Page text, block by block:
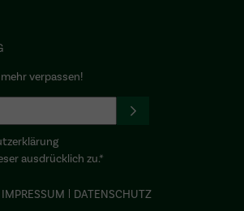
verpassen!
ausdrücklich zu.*
IMPRESSUM DATENSCHUTZ